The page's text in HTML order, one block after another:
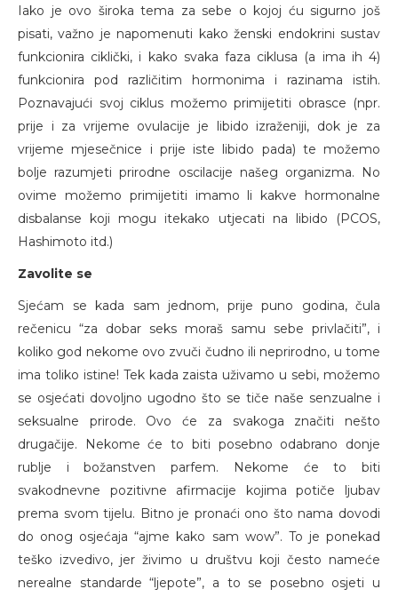
Iako je ovo široka tema za sebe o kojoj ću sigurno još
pisati, važno je napomenuti kako ženski endokrini sustav
funkcionira ciklički, i kako svaka faza ciklusa (a ima ih 4)
funkcionira pod različitim hormonima i razinama istih.
Poznavajući svoj ciklus možemo primijetiti obrasce (npr.
prije i za vrijeme ovulacije je libido izraženiji, dok je za
vrijeme mjesečnice i prije iste libido pada) te možemo
bolje razumjeti prirodne oscilacije našeg organizma. No
ovime možemo primijetiti imamo li kakve hormonalne
disbalanse koji mogu itekako utjecati na libido (PCOS,
Hashimoto itd.)
Zavolite se
Sjećam se kada sam jednom, prije puno godina, čula
rečenicu “za dobar seks moraš samu sebe privlačiti”, i
koliko god nekome ovo zvuči čudno ili neprirodno, u tome
ima toliko istine! Tek kada zaista uživamo u sebi, možemo
se osjećati dovoljno ugodno što se tiče naše senzualne i
seksualne prirode. Ovo će za svakoga značiti nešto
drugačije. Nekome će to biti posebno odabrano donje
rublje i božanstven parfem. Nekome će to biti
svakodnevne pozitivne afirmacije kojima potiče ljubav
prema svom tijelu. Bitno je pronaći ono što nama dovodi
do onog osjećaja “ajme kako sam wow”. To je ponekad
teško izvedivo, jer živimo u društvu koji često nameće
nerealne standarde “ljepote”, a to se posebno osjeti u